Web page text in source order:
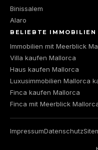
Binissalem
Alaro
BELIEBTE IMMOBILIEN
Immobilien mit Meerblick
Villa kaufen Mallorca
Haus kaufen Mallorca
Luxusimmobilien Mallorca
Finca kaufen Mallorca
Finca mit Meerblick
ImpressumDatenschutz